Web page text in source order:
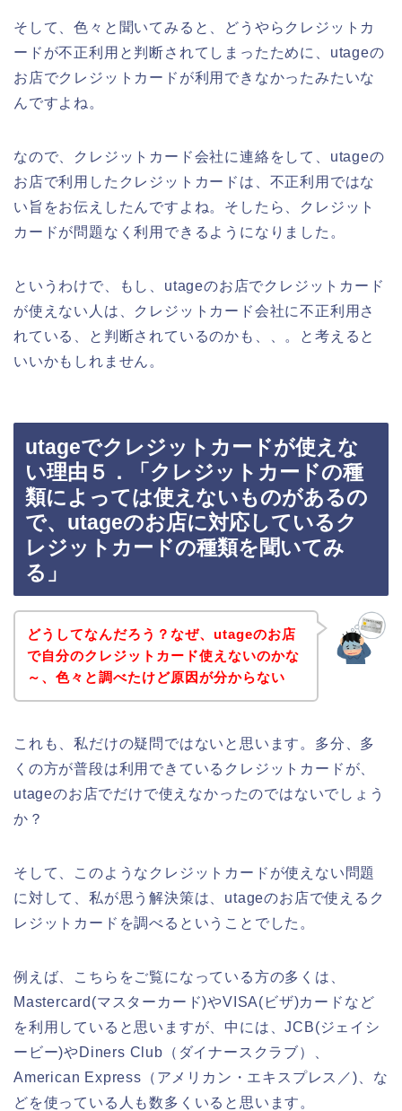
そして、色々と聞いてみると、どうやらクレジットカ
ードが不正利用と判断されてしまったために、utageの
お店でクレジットカードが利用できなかったみたいな
んですよね。
なので、クレジットカード会社に連絡をして、utageの
お店で利用したクレジットカードは、不正利用ではな
い旨をお伝えしたんですよね。そしたら、クレジット
カードが問題なく利用できるようになりました。
というわけで、もし、utageのお店でクレジットカード
が使えない人は、クレジットカード会社に不正利用さ
れている、と判断されているのかも、、。と考えると
いいかもしれません。
utageでクレジットカードが使えな
い理由５．「クレジットカードの種
類によっては使えないものがあるの
で、utageのお店に対応しているク
レジットカードの種類を聞いてみ
る」
どうしてなんだろう？なぜ、utageのお店
で自分のクレジットカード使えないのかな
～、色々と調べたけど原因が分からない
これも、私だけの疑問ではないと思います。多分、多
くの方が普段は利用できているクレジットカードが、
utageのお店でだけで使えなかったのではないでしょう
か？
そして、このようなクレジットカードが使えない問題
に対して、私が思う解決策は、utageのお店で使えるク
レジットカードを調べるということでした。
例えば、こちらをご覧になっている方の多くは、
Mastercard(マスターカード)やVISA(ビザ)カードなど
を利用していると思いますが、中には、JCB(ジェイシ
ービー)やDiners Club（ダイナースクラブ）、
American Express（アメリカン・エキスプレス／)、な
どを使っている人も数多くいると思います。